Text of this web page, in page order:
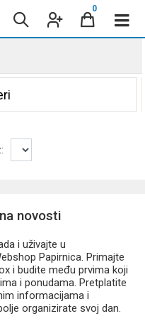
0
novosti
i uživajte u
Papirnica. Primajte
i budite među prvima koji
i ponudama. Pretplatite
informacijama i
organizirate svoj dan.